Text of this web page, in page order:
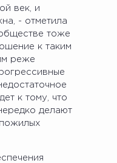
век, и
- отметила
тоже
к таким
реже
к тому, что
делают